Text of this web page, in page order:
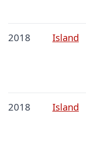
2018 Island
2018 Island